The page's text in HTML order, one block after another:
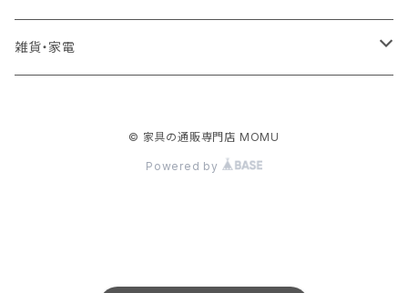
マットレス
キャビネット・飾り棚
雑貨・家電
© 家具の通販専門店 MOMU
Powered by